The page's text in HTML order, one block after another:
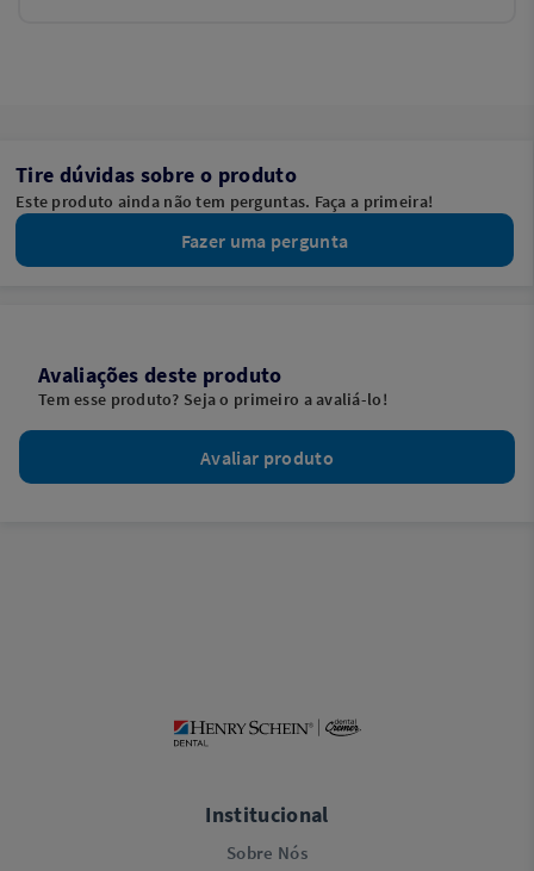
Tire dúvidas sobre o produto
Este produto ainda não tem perguntas. Faça a primeira!
Fazer uma pergunta
Avaliações deste produto
Tem esse produto? Seja o primeiro a avaliá-lo!
Avaliar produto
Institucional
Sobre Nós